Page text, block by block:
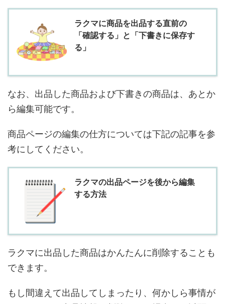
ラクマに商品を出品する直前の
「確認する」と「下書きに保存す
る」
なお、出品した商品および下書きの商品は、あとか
ら編集可能です。
商品ページの編集の仕方については下記の記事を参
考にしてください。
ラクマの出品ページを後から編集
する方法
ラクマに出品した商品はかんたんに削除することも
できます。
もし間違えて出品してしまったり、何かしら事情が